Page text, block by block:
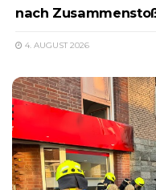
nach
4. AUGUST 2026